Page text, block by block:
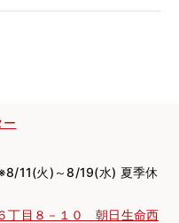
ー
11(火)～8/19(水) 夏季休
丁目８－１０ 朝日生命西